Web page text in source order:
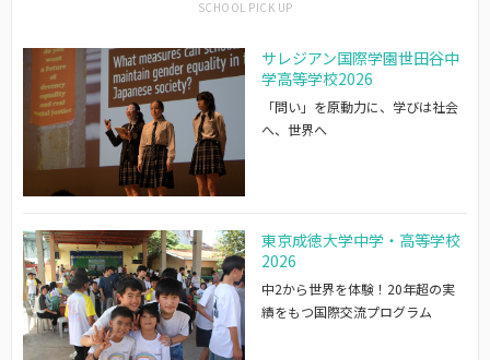
サレジアン国際学園世田谷中
学高等学校2026
「問い」を原動力に、学びは社会
へ、世界へ
東京成徳大学中学・高等学校
2026
中2から世界を体験！20年超の実
績をもつ国際交流プログラム